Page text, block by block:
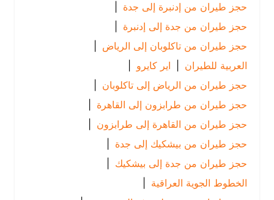
حجز طيران من إدنبرة إلى جدة
حجز طيران من جدة إلى إدنبرة |
حجز طيران من تاكلوبان إلى الرياض
|
العربية للطيران | اير كايرو
|
حجز طيران من الرياض إلى تاكلوبان |
حجز طيران من طرابزون إلى القاهرة |
حجز طيران من القاهرة إلى طرابزون |
حجز طيران من بيشكيك إلى جدة
حجز طيران من جدة إلى بيشكيك |
الخطوط الجوية العراقية